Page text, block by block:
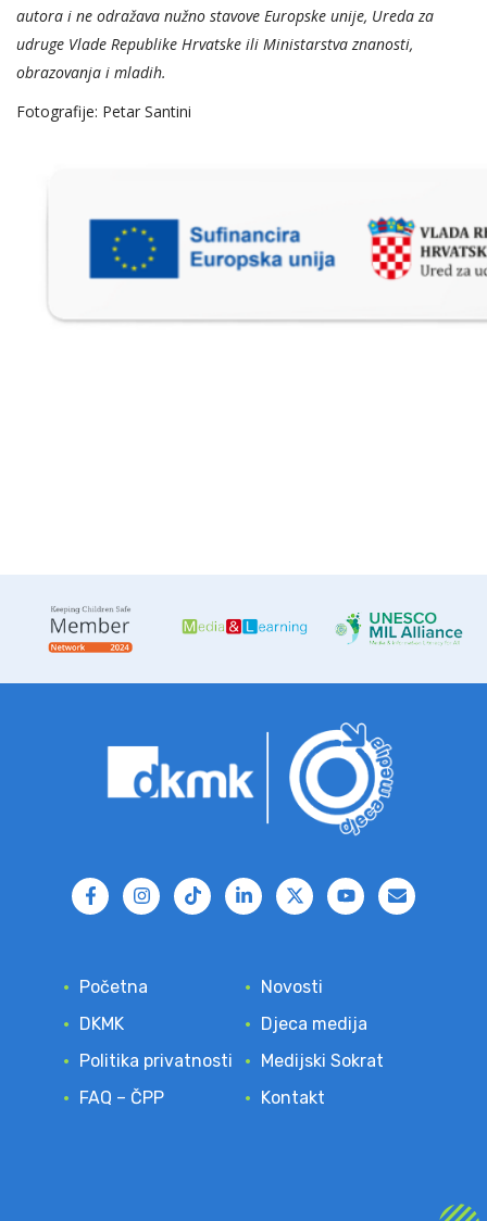
autora i ne odražava nužno stavove Europske unije, Ureda za
udruge Vlade Republike Hrvatske ili Ministarstva znanosti,
obrazovanja i mladih.
Fotografije: Petar Santini
Početna
Novosti
DKMK
Djeca medija
Politika privatnosti
Medijski Sokrat
FAQ – ČPP
Kontakt